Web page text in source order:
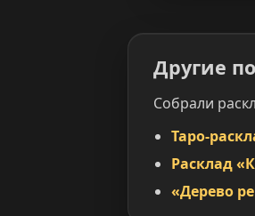
Другие
Собрали
Таро-
Расклад
«Дерево